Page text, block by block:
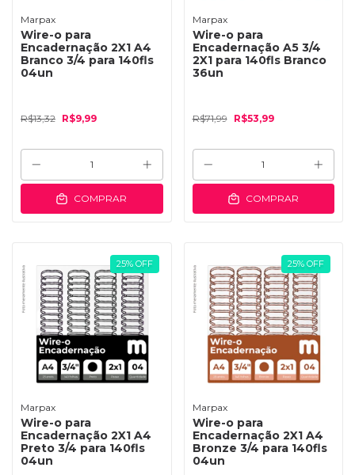
Marpax
Wire-o para
Encadernação 2X1 A4
Branco 3/4 para 140fls
04un
R$13,32 R$9,99
COMPRAR
Marpax
Wire-o para
Encadernação A5 3/4
2X1 para 140fls Branco
36un
R$71,99 R$53,99
COMPRAR
25% OFF
Marpax
Wire-o para
Encadernação 2X1 A4
Preto 3/4 para 140fls
04un
25% OFF
Marpax
Wire-o para
Encadernação 2X1 A4
Bronze 3/4 para 140fls
04un